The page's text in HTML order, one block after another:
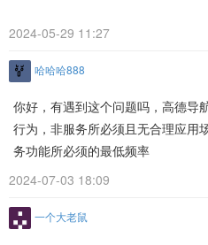
2024-05-29 11:27
哈哈哈888
你好，有遇到这个问题吗，高德导
行为，非服务所必须且无合理应用
务功能所必须的最低频率
2024-07-03 18:09
一个大老鼠